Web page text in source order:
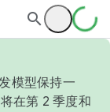
模型保持一
在第 2 季度和